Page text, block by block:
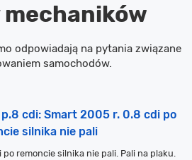
mechaników
odpowiadają na pytania związane
samochodów.
cdi: Smart 2005 r. 0.8 cdi po
silnika nie pali
remoncie silnika nie pali. Pali na plaku.